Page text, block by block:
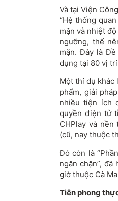
Và tại Viện
“Hệ thống
mặn và nhiệt
ngưỡng, thế
mặn. Đây là
dụng tại 80 vị
Một thí dụ khác
phẩm, giải
nhiều tiện ích
quyền điện tử
CHPlay và
(cũ, nay thuộc
Đó còn là
ngăn chặn”,
giờ thuộc Cà
Tiên phong